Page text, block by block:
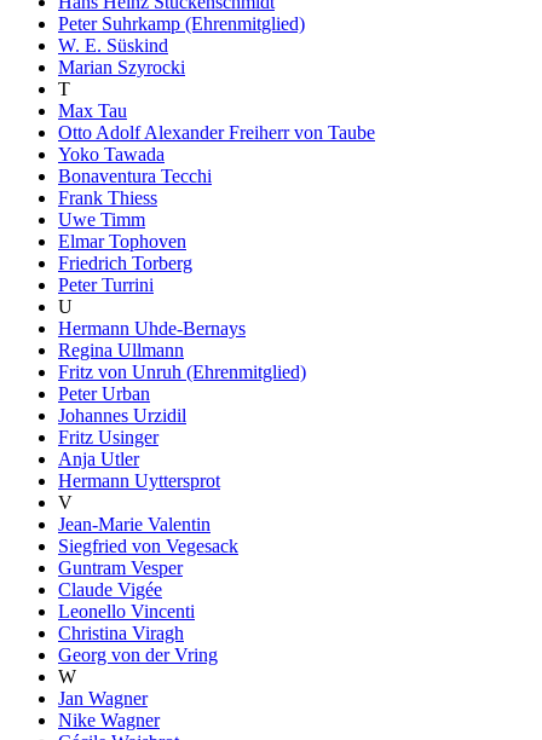
Peter Suhrkamp (Ehrenmitglied)
W. E. Süskind
Marian Szyrocki
T
Max Tau
Otto Adolf Alexander Freiherr von Taube
Yoko Tawada
Bonaventura Tecchi
Frank Thiess
Uwe Timm
Elmar Tophoven
Friedrich Torberg
Peter Turrini
U
Hermann Uhde-Bernays
Regina Ullmann
Fritz von Unruh (Ehrenmitglied)
Peter Urban
Johannes Urzidil
Fritz Usinger
Anja Utler
Hermann Uyttersprot
V
Jean-Marie Valentin
Siegfried von Vegesack
Guntram Vesper
Claude Vigée
Leonello Vincenti
Christina Viragh
Georg von der Vring
W
Jan Wagner
Nike Wagner